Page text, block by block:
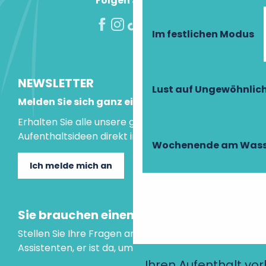
Im festlichen Modus
Lust auf
Wochenende am
NEWSLETTER
Melden Sie sich ganz einfach an!
Erhalten Sie alle unsere guten Tipps und
Aufenthaltsideen direkt in Ihre Mailbox.
Ich melde mich an
Sie brauchen einen Rat?
Stellen Sie Ihre Fragen an unseren virtuellen
Assistenten, er ist da, um Ihnen zu helfen.